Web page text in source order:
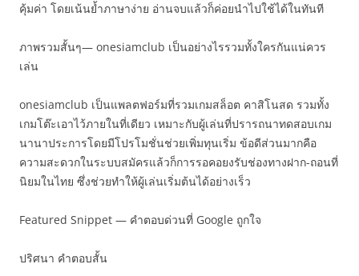
คุ้มค่า โดยเน้นย้ำภาษาง่าย อ่านจบแล้วก็ค่อยนำไปใช้ได้ในทันที
ภาพรวมสั้นๆ— onesiamclub เป็นอย่างไรรวมทั้งใครกันแน่ควร
เล่น
onesiamclub เป็นแพลตฟอร์มที่รวมเกมสล็อต คาสิโนสด รวมทั้ง
เกมโต๊ะเอาไว้ภายในที่เดียว เหมาะกับผู้เล่นที่ปรารถนาทดสอบเกม
นานาประการโดยมีโปรโมชั่นช่วยเพิ่มทุนเริ่ม ข้อดีส่วนมากคือ
ความสะดวกในระบบสมัครแล้วก็การรอคอยงรับช่องทางฝาก-ถอนที่
นิยมในไทย ซึ่งช่วยทำให้ผู้เล่นเริ่มต้นได้อย่างเร็ว
Featured Snippet — คำตอบด่วนที่ Google ถูกใจ
ปริศนา คำตอบสั้น